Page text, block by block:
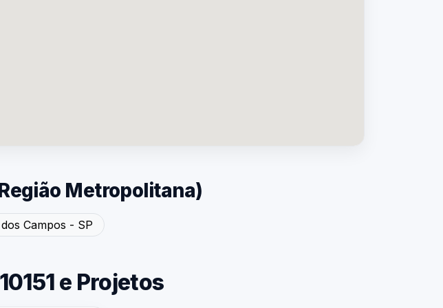
Metropolitana)
de Ruído Industrial
Campos - SP
São José dos Campos - SP — Laudo de Ruído Industrial
e Projetos